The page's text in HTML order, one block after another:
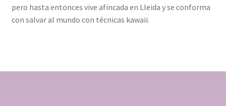
GLITTER CRITTER
pero hasta entonces vive afincada en Lleida y se conforma
con salvar al mundo con técnicas kawaii.